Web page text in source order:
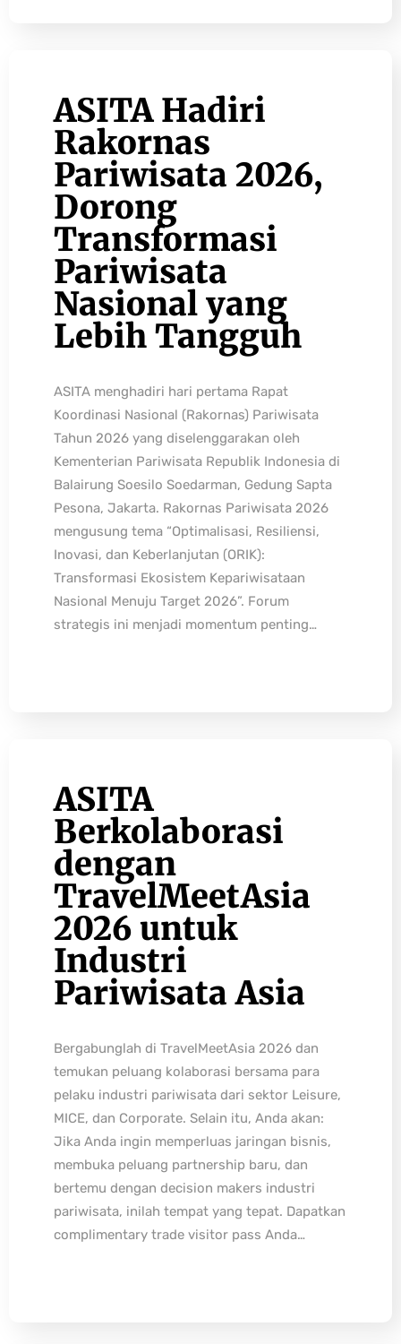
ASITA Hadiri
Rakornas
Pariwisata 2026,
Dorong
Transformasi
Pariwisata
Nasional yang
Lebih Tangguh
ASITA menghadiri hari pertama Rapat
Koordinasi Nasional (Rakornas) Pariwisata
Tahun 2026 yang diselenggarakan oleh
Kementerian Pariwisata Republik Indonesia di
Balairung Soesilo Soedarman, Gedung Sapta
Pesona, Jakarta. Rakornas Pariwisata 2026
mengusung tema “Optimalisasi, Resiliensi,
Inovasi, dan Keberlanjutan (ORIK):
Transformasi Ekosistem Kepariwisataan
Nasional Menuju Target 2026”. Forum
strategis ini menjadi momentum penting…
ASITA
Berkolaborasi
dengan
TravelMeetAsia
2026 untuk
Industri
Pariwisata Asia
Bergabunglah di TravelMeetAsia 2026 dan
temukan peluang kolaborasi bersama para
pelaku industri pariwisata dari sektor Leisure,
MICE, dan Corporate. Selain itu, Anda akan:
Jika Anda ingin memperluas jaringan bisnis,
membuka peluang partnership baru, dan
bertemu dengan decision makers industri
pariwisata, inilah tempat yang tepat. Dapatkan
complimentary trade visitor pass Anda…